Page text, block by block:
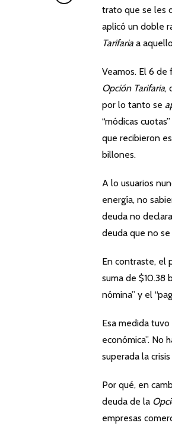
trato que se les
aplicó un doble
Tarifaria a
Veamos. El 6 de
Opción Tarifaria,
por lo tanto se
“módicas
que recibieron
billones.
A lo usuarios
energía, no
deuda no
deuda que no
En contraste, el
suma de $10.38
nómina” y el
Esa medida
económica”. No
superada la
Por qué, en
deuda de la
empresas